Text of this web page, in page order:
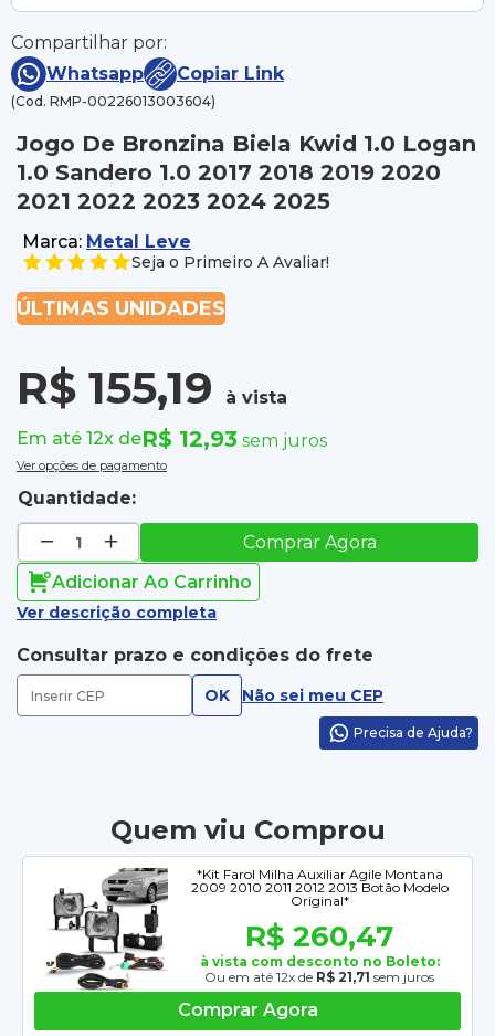
Compartilhar por:
Whatsapp
Copiar Link
(Cod. RMP-00226013003604)
Jogo De Bronzina Biela Kwid 1.0 Logan
1.0 Sandero 1.0 2017 2018 2019 2020
2021 2022 2023 2024 2025
Marca: Metal Leve
Seja o Primeiro A Avaliar!
ÚLTIMAS UNIDADES
R$ 155,19
à vista
Em até 12x deR$ 12,93 sem juros
Ver opções de pagamento
Quantidade:
Comprar Agora
Adicionar Ao Carrinho
Ver descrição completa
Consultar prazo e condições do frete
OK Não sei meu CEP
Precisa de Ajuda?
Quem viu Comprou
*Kit Farol Milha Auxiliar Agile Montana
2009 2010 2011 2012 2013 Botão Modelo
Original*
R$ 260,47
à vista com desconto no Boleto:
Ou em até 12x de R$ 21,71 sem juros
Comprar Agora